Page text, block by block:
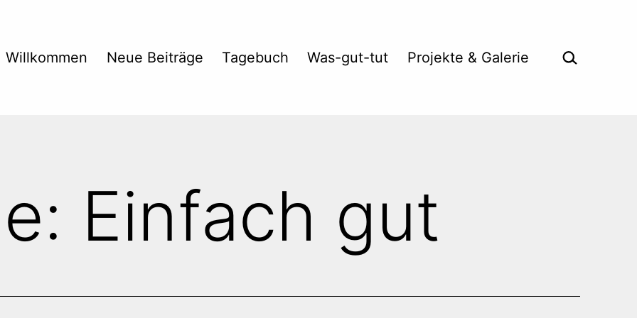
Willkommen Neue Beiträge Tagebuch Was-gut-tut Projekte & Galerie Suche …
Einfach gut